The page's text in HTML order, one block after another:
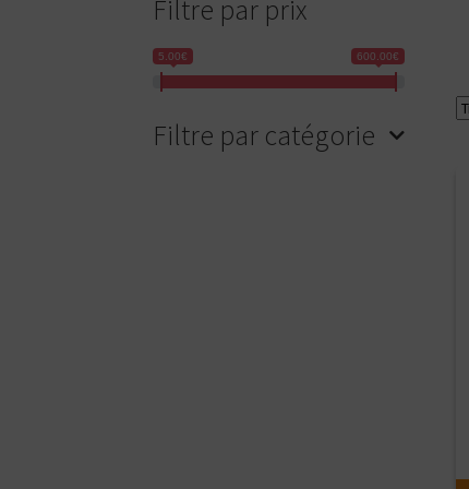
Filtre par prix
5.00€ 600.00€
Filtre par catégorie